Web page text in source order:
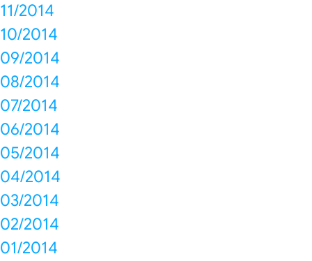
11/2014
10/2014
09/2014
08/2014
07/2014
06/2014
05/2014
04/2014
03/2014
02/2014
01/2014